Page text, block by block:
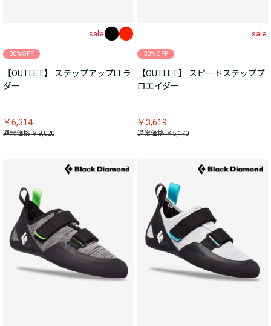
sale
30%OFF
【OUTLET】 ステップアップLTラ
ダー
￥6,314
通常価格 ￥9,020
sale
30%OFF
【OUTLET】 スピードステッププ
ロエイダー
￥3,619
通常価格 ￥5,170